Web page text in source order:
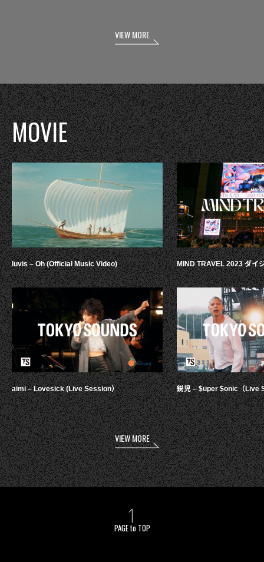
VIEW MORE
MOVIE
luvis – Oh (Official Music Video)
aimi – Lovesick (Live Session）
MIND TRAVEL 2023 ダイ
鋭児 – $uper $onic（Live
VIEW MORE
PAGE to TOP